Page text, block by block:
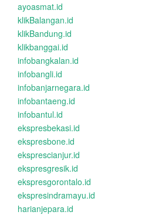
ayoasmat.id
klikBalangan.id
klikBandung.id
klikbanggai.id
infobangkalan.id
infobangli.id
infobanjarnegara.id
infobantaeng.id
infobantul.id
ekspresbekasi.id
ekspresbone.id
eksprescianjur.id
ekspresgresik.id
ekspresgorontalo.id
ekspresindramayu.id
harianjepara.id